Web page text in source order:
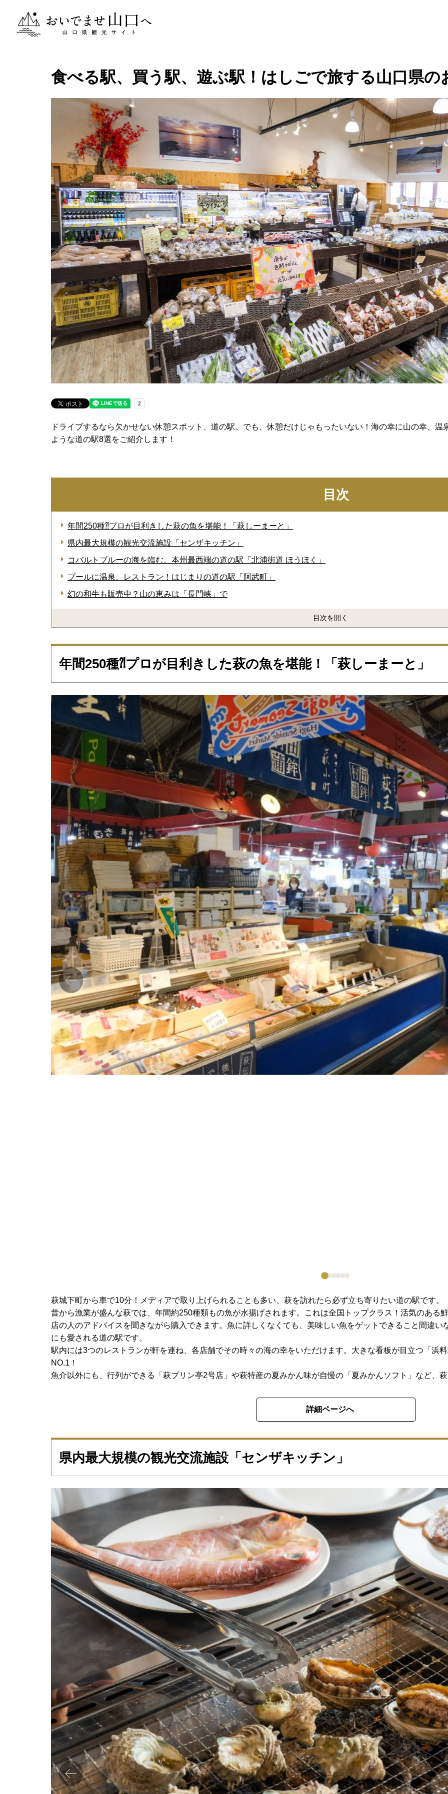
おいでませ山口へー山口県観光サイト
食べる駅、買う駅、遊ぶ駅！はしごで旅する山口県の
ドライブするなら欠かせない休憩スポット、道の駅。でも、休憩だけじゃもったいない！海の幸に山の幸、
ような道の駅8選をご紹介します！
目次
年間250種⁈プロが目利きした萩の魚を堪能！「萩しーまーと」
県内最大規模の観光交流施設「センザキッチン」
コバルトブルーの海を臨む、本州最西端の道の駅「北浦街道 ほうほく」
プールに温泉、レストラン！はじまりの道の駅「阿武町」
幻の和牛も販売中？山の恵みは「長門峡」で
目次を開く
年間250種⁈プロが目利きした萩の魚を堪能！「萩しーまーと」
Previo
us
萩城下町から車で10分！メディアで取り上げられることも多い、萩を訪れたら必ず立ち寄りたい道の駅です。
昔から漁業が盛んな萩では、年間約250種類もの魚が水揚げされます。これは全国トップクラス！活気のある
店の人のアドバイスを聞きながら購入できます。魚に詳しくなくても、美味しい魚をゲットできること間違
にも愛される道の駅です。
駅内には3つのレストランが軒を連ね、各店舗でその時々の海の幸をいただけます。大きな看板が目立つ「浜
NO.1！
魚介以外にも、行列ができる「萩プリン亭2号店」や萩特産の夏みかん味が自慢の「夏みかんソフト」など、
詳細ページへ
県内最大規模の観光交流施設「センザキッチン」
Previo
us